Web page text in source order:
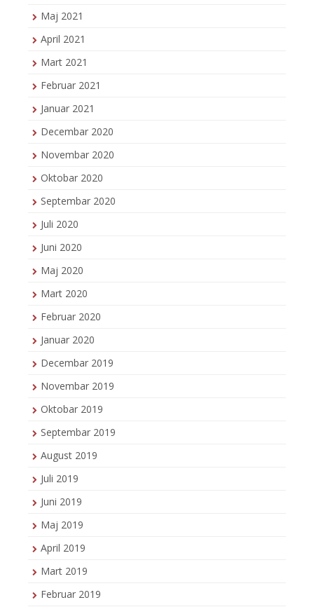
Maj 2021
April 2021
Mart 2021
Februar 2021
Januar 2021
Decembar 2020
Novembar 2020
Oktobar 2020
Septembar 2020
Juli 2020
Juni 2020
Maj 2020
Mart 2020
Februar 2020
Januar 2020
Decembar 2019
Novembar 2019
Oktobar 2019
Septembar 2019
August 2019
Juli 2019
Juni 2019
Maj 2019
April 2019
Mart 2019
Februar 2019